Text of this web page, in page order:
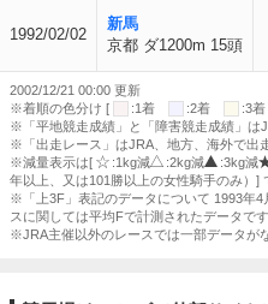
1992/02/02
新馬
京都 ダ1200m 15頭
2002/12/21 00:00 更新
※着順の色分け [
:1着 :2着
:3着
※「平地競走成績」と「障害競走成績」は
※「出走レース」はJRA、地方、海外で出
※減量表示は[
:1kg減 :2kg減 :3kg減
年以上、又は101勝以上の女性騎手のみ）]
※「上3F」表記のデータについて 1993年
スに関しては平均Fで計測されたデータです
※JRA主催以外のレースでは一部データが